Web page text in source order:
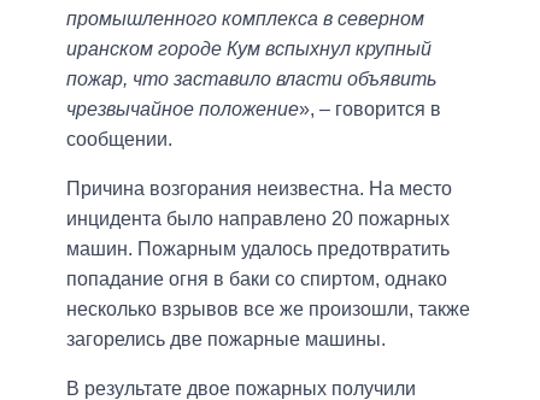
промышленного комплекса в северном
иранском городе Кум вспыхнул крупный
пожар, что заставило власти объявить
чрезвычайное положение», – говорится в
сообщении.
Причина возгорания неизвестна. На место
инцидента было направлено 20 пожарных
машин. Пожарным удалось предотвратить
попадание огня в баки со спиртом, однако
несколько взрывов все же произошли, также
загорелись две пожарные машины.
В результате двое пожарных получили